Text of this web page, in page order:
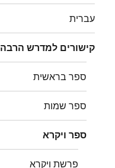
עברית
קישורים למדרש הרבה
ספר בראשית
ספר שמות
ספר ויקרא
פרשת ויקרא